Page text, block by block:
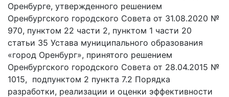
Оренбурге, утвержденного решением
Оренбургского городского Совета от 31.08.2020 №
970, пунктом 22 части 2, пунктом 1 части 20
статьи 35 Устава муниципального образования
«город Оренбург», принятого решением
Оренбургского городского Совета от 28.04.2015 №
1015, подпунктом 2 пункта 7.2 Порядка
разработки, реализации и оценки эффективности